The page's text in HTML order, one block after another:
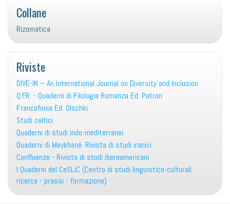
Collane
Rizomatica
Riviste
DIVE-IN – An International Journal on Diversity and Inclusion
Q.F.R. - Quaderni di Filologia Romanza Ed. Patron
Francofonia Ed. Olschki
Studi celtici
Quaderni di studi indo-mediterranei
Quaderni di Meykhané. Rivista di studi iranici
Confluenze - Rivista di studi iberoamericani
I Quaderni del CeSLiC (Centro di studi linguistico-culturali:
ricerca - prassi - formazione)